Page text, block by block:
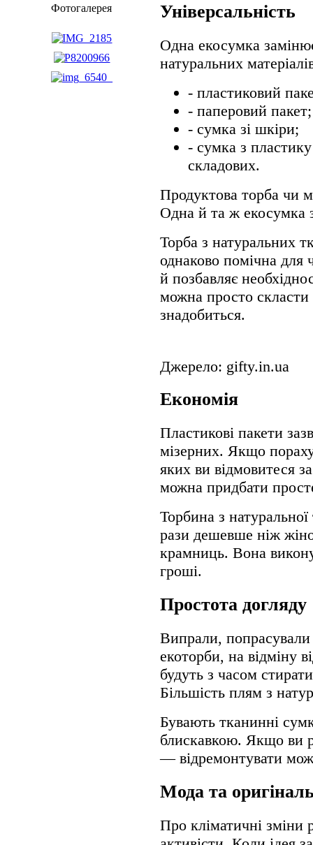
Фотогалерея Універсальність
Одна екосумка
натуральних
- пластиковий
- паперовий пакет;
- сумка зі шкіри;
- сумка з
складових.
Продуктова торба чи
Одна й та ж екосумка
Торба з натуральних
однаково помічна для
й позбавляє
можна просто
знадобиться.
Джерело: gifty.in.ua
Економія
Пластикові пакети
мізерних. Якщо
яких ви відмовитеся
можна придбати
Торбина з
рази дешевше ніж
крамниць. Вона
гроші.
Простота догляду
Випрали,
екоторби, на відміну
будуть з часом
Більшість плям з
Бувають тканинні
блискавкою. Якщо ви
— відремонтувати
Мода та
Про кліматичні зміни